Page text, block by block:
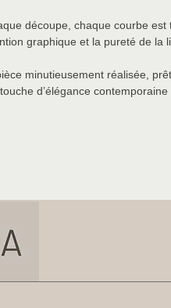
découpe, chaque courbe est
graphique et la pureté de la
minutieusement réalisée,
d’élégance